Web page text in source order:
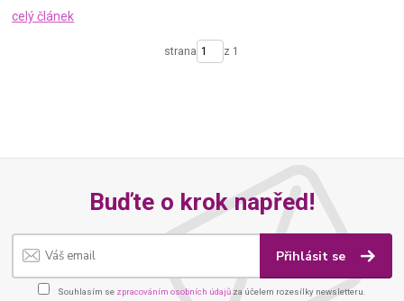
celý článek
strana z 1
Buďte o krok napřed!
Přihlásit se
Souhlasím se zpracováním osobních údajů za účelem rozesílky newsletteru.